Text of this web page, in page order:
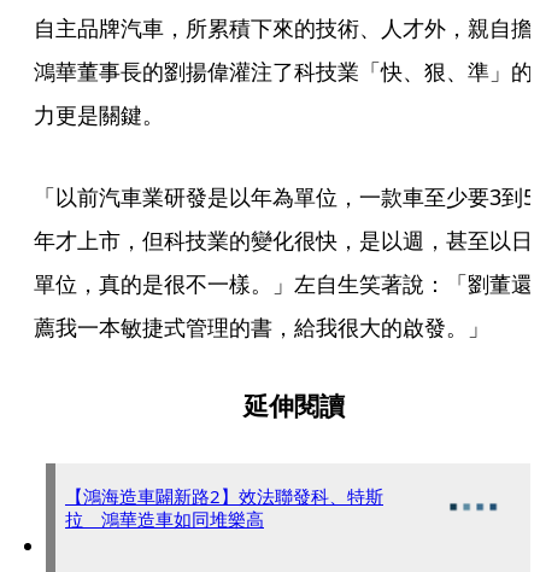
自主品牌汽車，所累積下來的技術、人才外，親自擔
鴻華董事長的劉揚偉灌注了科技業「快、狠、準」的
力更是關鍵。
「以前汽車業研發是以年為單位，一款車至少要3到5
年才上市，但科技業的變化很快，是以週，甚至以日
單位，真的是很不一樣。」左自生笑著說：「劉董還
薦我一本敏捷式管理的書，給我很大的啟發。」
延伸閱讀
【鴻海造車闢新路2】效法聯發科、特斯
拉 鴻華造車如同堆樂高